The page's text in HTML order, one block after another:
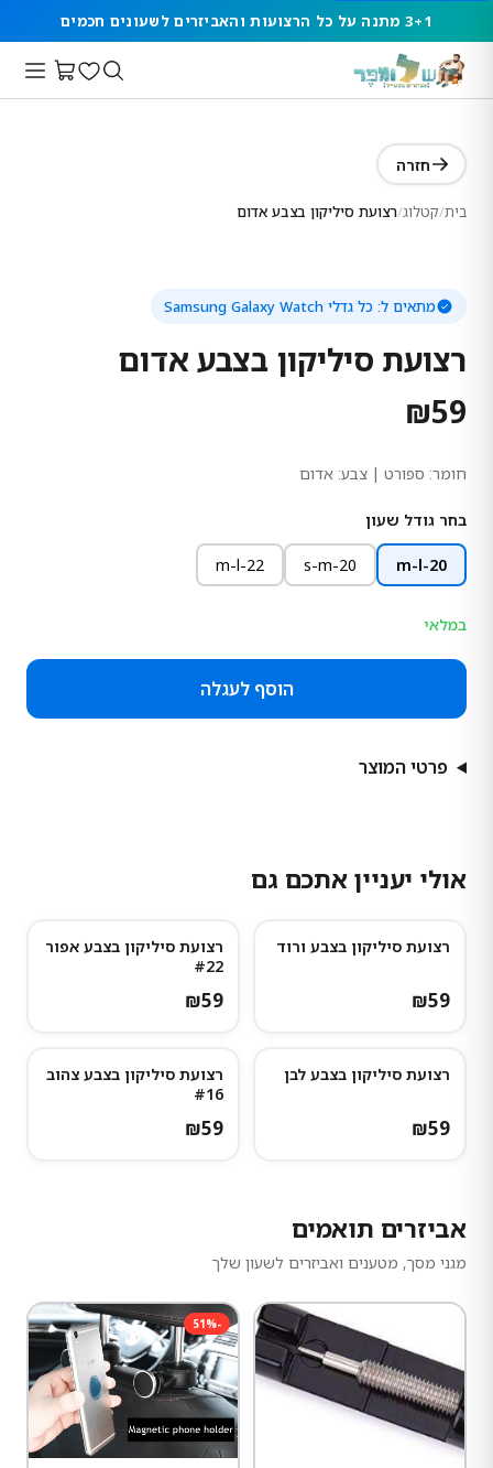
3+1 מתנה על כל הרצועות והאביזרים לשעונים חכמים
חזרה
בית/קטלוג/רצועת סיליקון בצבע אדום
מתאים ל: כל גדלי Samsung Galaxy Watch
רצועת סיליקון בצבע אדום
₪59
חומר: ספורט | צבע: אדום
בחר גודל שעון
20-m-l
20-s-m
22-m-l
במלאי
הוסף לעגלה
פרטי המוצר
אולי יעניין אתכם גם
רצועת סיליקון בצבע ורוד
₪59
רצועת סיליקון בצבע אפור
#22
₪59
רצועת סיליקון בצבע לבן
₪59
רצועת סיליקון בצבע צהוב
#16
₪59
אביזרים תואמים
מגני מסך, מטענים ואביזרים לשעון שלך
-
51%